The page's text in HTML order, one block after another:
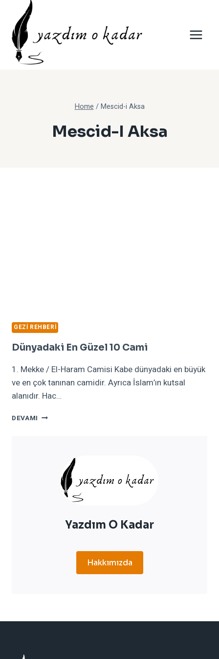
content
Home / Mescid-i Aksa
Mescid-I Aksa
GEZI REHBERI
Dünyadaki En Güzel 10 Cami
1. Mekke / El-Haram Camisi Kabe dünyadaki en büyük
ve en çok tanınan camidir. Ayrıca İslam’ın kutsal
alanıdır. Hac…
DEVAMI DÜNYADAKI
Yazdım O Kadar
Hakkımızda